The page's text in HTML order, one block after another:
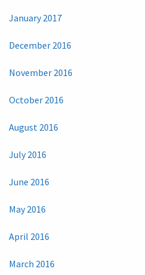
January 2017
December 2016
November 2016
October 2016
August 2016
July 2016
June 2016
May 2016
April 2016
March 2016